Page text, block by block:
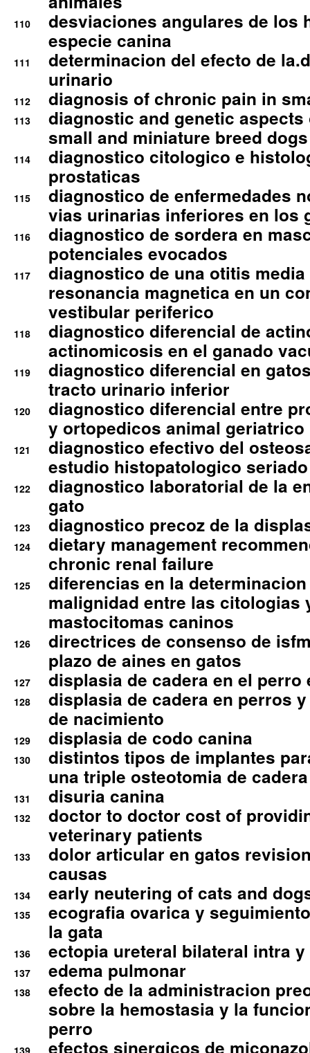
110
desviaciones angulares de los
especie canina
111
determinacion del efecto de
urinario
112 diagnosis of chronic pain in
113
diagnostic and genetic
small and miniature breed
114
diagnostico citologico e
prostaticas
115
diagnostico de enfermedades
vias urinarias inferiores en los
116
diagnostico de sordera en
potenciales evocados
117
diagnostico de una otitis
resonancia magnetica en un
vestibular periferico
118
diagnostico diferencial de
actinomicosis en el ganado
119
diagnostico diferencial en
tracto urinario inferior
120
diagnostico diferencial entre
y ortopedicos animal geriatrico
121
diagnostico efectivo del
estudio histopatologico seriado
122
diagnostico laboratorial de la
gato
123 diagnostico precoz de la
124
dietary management
chronic renal failure
125
diferencias en la
malignidad entre las citologias
mastocitomas caninos
126
directrices de consenso de
plazo de aines en gatos
127 displasia de cadera en el perro
128
displasia de cadera en perros
de nacimiento
129 displasia de codo canina
130
distintos tipos de implantes
una triple osteotomia de cadera
131 disuria canina
132
doctor to doctor cost of
veterinary patients
133
dolor articular en gatos
causas
134 early neutering of cats and
135
ecografia ovarica y
la gata
136 ectopia ureteral bilateral intra
137 edema pulmonar
138
efecto de la administracion
sobre la hemostasia y la
perro
efectos sinergicos de